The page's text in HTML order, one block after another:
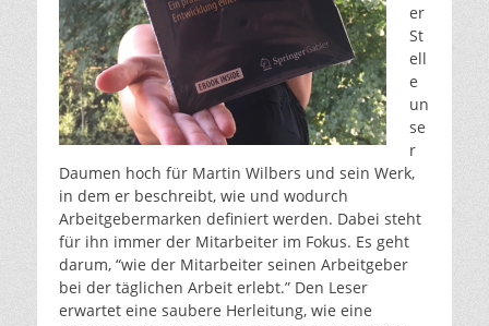
er
St
ell
e
un
se
r
Daumen hoch für Martin Wilbers und sein Werk,
in dem er beschreibt, wie und wodurch
Arbeitgebermarken definiert werden. Dabei steht
für ihn immer der Mitarbeiter im Fokus. Es geht
darum, “wie der Mitarbeiter seinen Arbeitgeber
bei der täglichen Arbeit erlebt.” Den Leser
erwartet eine saubere Herleitung, wie eine